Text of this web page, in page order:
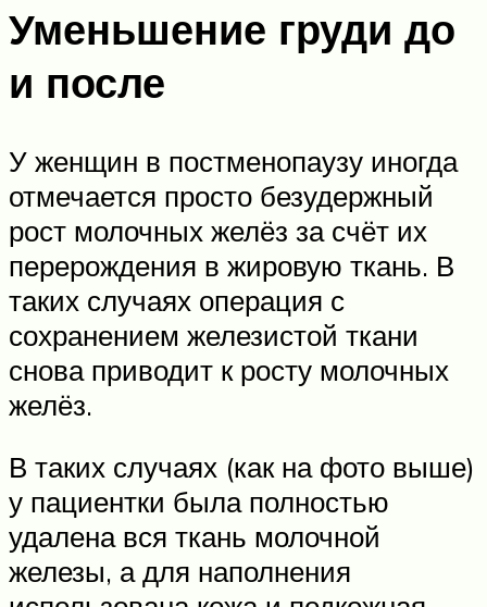
Уменьшение груди до
и после
У женщин в постменопаузу иногда
отмечается просто безудержный
рост молочных желёз за счёт их
перерождения в жировую ткань. В
таких случаях операция с
сохранением железистой ткани
снова приводит к росту молочных
желёз.
В таких случаях (как на фото выше)
у пациентки была полностью
удалена вся ткань молочной
железы, а для наполнения